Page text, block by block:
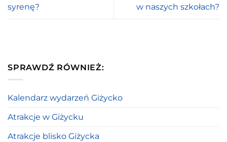
syrenę? w naszych szkołach?
SPRAWDŹ RÓWNIEŻ:
Kalendarz wydarzeń Giżycko
Atrakcje w Giżycku
Atrakcje blisko Giżycka